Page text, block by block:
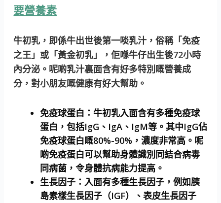
要營養素
牛初乳，即係牛出世後第一啖乳汁，俗稱「免疫
之王」或「黃金初乳」，佢喺牛仔出生後72小時
內分泌。呢啲乳汁裏面含有好多特別嘅營養成
分，對小朋友嘅健康有好大幫助。
免疫球蛋白： 牛初乳入面含有多種免疫球
蛋白，包括IgG、IgA、IgM等。其中IgG佔
免疫球蛋白嘅80%-90%，濃度非常高。呢
啲免疫蛋白可以幫助身體識別同結合病毒
同病菌，令身體抗病能力提高。
生長因子： 入面有多種生長因子，例如胰
島素樣生長因子（IGF）、表皮生長因子